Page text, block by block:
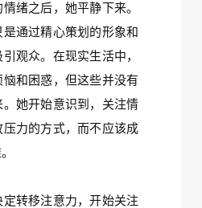
绪之后，她平静下来。
通过精心策划的形象和
观众。在现实生活中，
和困惑，但这些并没有
她开始意识到，关注情
力的方式，而不应该成
转移注意力，开始关注